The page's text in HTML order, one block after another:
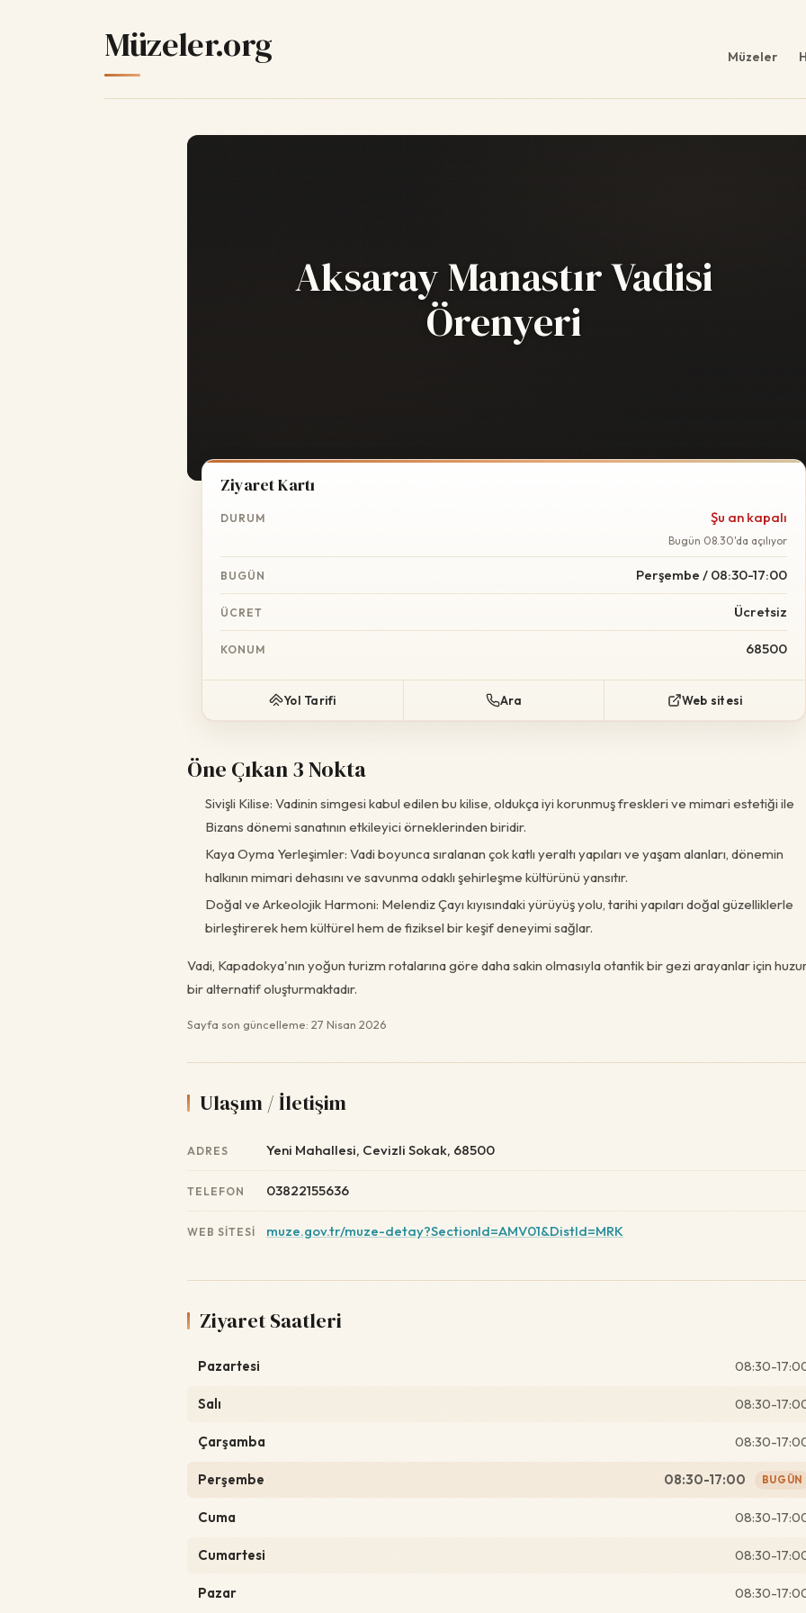
Müzeler.org Müzeler
Aksaray Manastır Vadisi
Örenyeri
Ziyaret Kartı
DURUM Şu an kapalı
Bugün 08.30'da açılıyor
BUGÜN Perşembe / 08:30-17:00
ÜCRET Ücretsiz
KONUM 68500
Yol Tarifi Ara Web sitesi
Öne Çıkan 3 Nokta
Sivişli Kilise: Vadinin simgesi kabul edilen bu kilise, oldukça iyi korunmuş freskleri ve mimari estetiği ile
Bizans dönemi sanatının etkileyici örneklerinden biridir.
Kaya Oyma Yerleşimler: Vadi boyunca sıralanan çok katlı yeraltı yapıları ve yaşam alanları, dönemin
halkının mimari dehasını ve savunma odaklı şehirleşme kültürünü yansıtır.
Doğal ve Arkeolojik Harmoni: Melendiz Çayı kıyısındaki yürüyüş yolu, tarihi yapıları doğal güzelliklerle
birleştirerek hem kültürel hem de fiziksel bir keşif deneyimi sağlar.
Vadi, Kapadokya'nın yoğun turizm rotalarına göre daha sakin olmasıyla otantik bir gezi arayanlar için
bir alternatif oluşturmaktadır.
Sayfa son güncelleme: 27 Nisan 2026
Ulaşım / İletişim
ADRES Yeni Mahallesi, Cevizli Sokak, 68500
TELEFON 03822155636
WEB SITESI muze.gov.tr/muze-detay?SectionId=AMV01&DistId=MRK
Ziyaret Saatleri
Pazartesi 08:30-
Salı 08:30-
Çarşamba 08:30-
Perşembe 08:30-17:00 BUGÜN
Cuma 08:30-
Cumartesi 08:30-
Pazar 08:30-